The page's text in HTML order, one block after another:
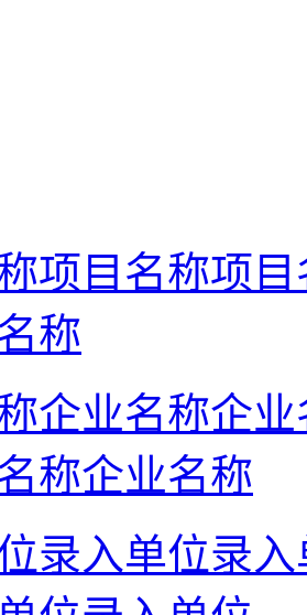
项目名称项
称
企业名称企
称企业名称
录入单位录